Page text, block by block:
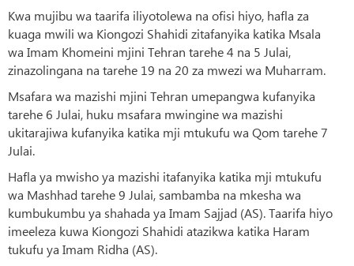
Kwa mujibu wa taarifa iliyotolewa na ofisi hiyo, hafla za
kuaga mwili wa Kiongozi Shahidi zitafanyika katika Msala
wa Imam Khomeini mjini Tehran tarehe 4 na 5 Julai,
zinazolingana na tarehe 19 na 20 za mwezi wa Muharram.
Msafara wa mazishi mjini Tehran umepangwa kufanyika
tarehe 6 Julai, huku msafara mwingine wa mazishi
ukitarajiwa kufanyika katika mji mtukufu wa Qom tarehe 7
Julai.
Hafla ya mwisho ya mazishi itafanyika katika mji mtukufu
wa Mashhad tarehe 9 Julai, sambamba na mkesha wa
kumbukumbu ya shahada ya Imam Sajjad (AS). Taarifa hiyo
imeeleza kuwa Kiongozi Shahidi atazikwa katika Haram
tukufu ya Imam Ridha (AS).